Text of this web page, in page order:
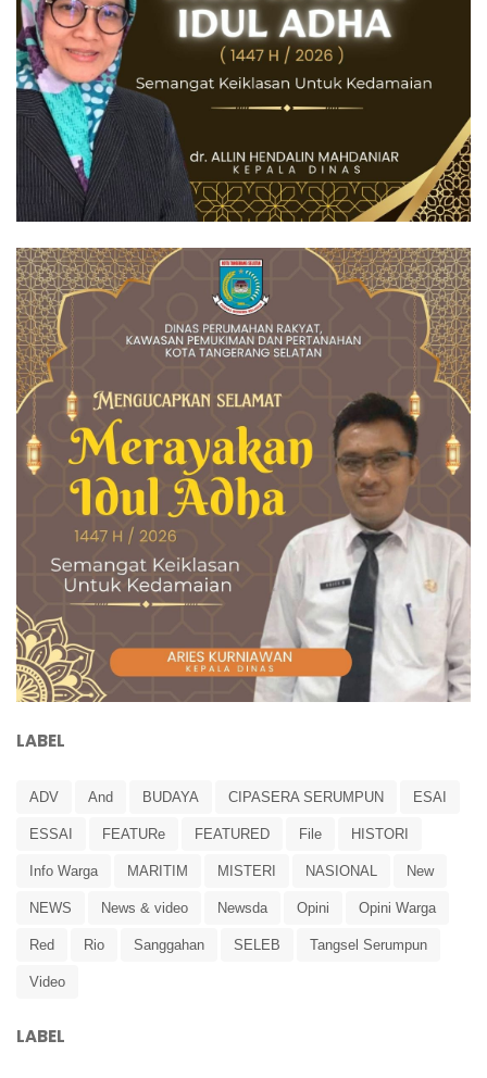
LABEL
ADV And BUDAYA CIPASERA SERUMPUN ESAI
ESSAI FEATURe FEATURED File HISTORI
Info Warga MARITIM MISTERI NASIONAL New
NEWS News & video Newsda Opini Opini Warga
Red Rio Sanggahan SELEB Tangsel Serumpun
Video
LABEL